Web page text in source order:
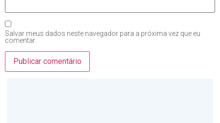
Salvar meus dados neste navegador para a próxima vez que eu
comentar.